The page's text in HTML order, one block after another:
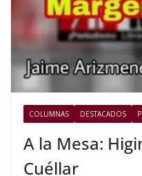
COLUMNAS DESTACADOS
A la Mesa:
Cuéllar